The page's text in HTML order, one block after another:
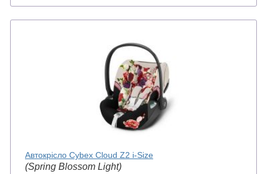
Автокрісло Cybex Cloud Z2 i-Size
(Spring Blossom Light)